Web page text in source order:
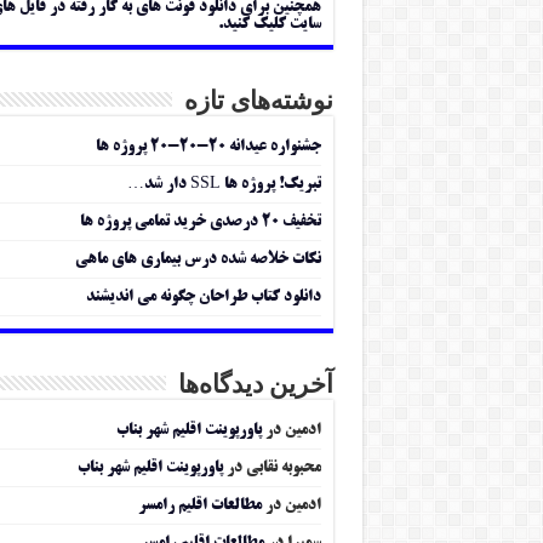
همچنین برای دانلود فونت های به کار رفته در فایل
سایت کلیک کنید.
نوشته‌های تازه
جشنواره عیدانه ۲۰-۲۰-۲۰ پروژه ها
تبریک! پروژه ها SSL دار شد…
تخفیف ۲۰ درصدی خرید تمامی پروژه ها
نکات خلاصه شده درس بیماری های ماهی
دانلود کتاب طراحان چگونه می اندیشند
آخرین دیدگاه‌ها
ادمین درپاورپوینت اقلیم شهر بناب
محبوبه نقابی درپاورپوینت اقلیم شهر بناب
ادمین درمطالعات اقلیم رامسر